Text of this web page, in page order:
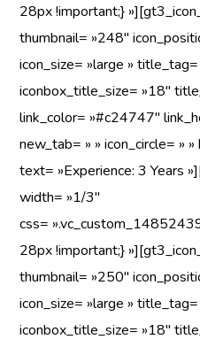
28px !important;}
thumbnail= »248″
icon_size= »large » title_tag=
iconbox_title_size= »18″
link_color= »#c24747″
new_tab= » » icon_circle= »
text= »Experience: 3 Years
width= »1/3″
css=
28px !important;}
thumbnail= »250″
icon_size= »large » title_tag=
iconbox_title_size= »18″